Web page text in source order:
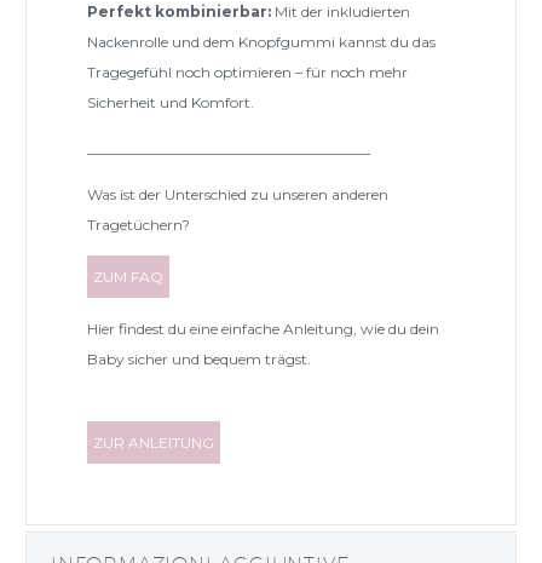
Perfekt kombinierbar: Mit der inkludierten
Nackenrolle und dem Knopfgummi kannst du das
Tragegefühl noch optimieren – für noch mehr
Sicherheit und Komfort.
Was ist der Unterschied zu unseren anderen
Tragetüchern?
ZUM FAQ
Hier findest du eine einfache Anleitung, wie du dein
Baby sicher und bequem trägst.
ZUR ANLEITUNG